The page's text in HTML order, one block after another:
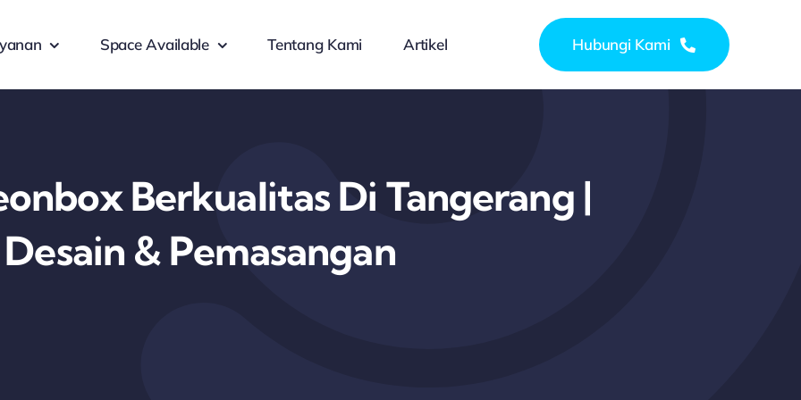
Space Available Tentang Kami Artikel Hubungi Kami
Berkualitas Di Tangerang |
Desain & Pemasangan